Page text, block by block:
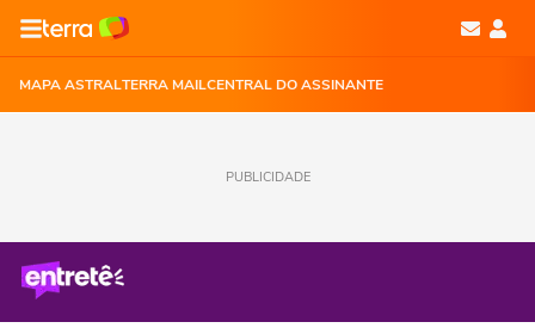
MAPA ASTRALTERRA MAILCENTRAL DO ASSINANTE
PUBLICIDADE